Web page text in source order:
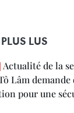
LUS
Actualité de la
Lâm demande
pour une